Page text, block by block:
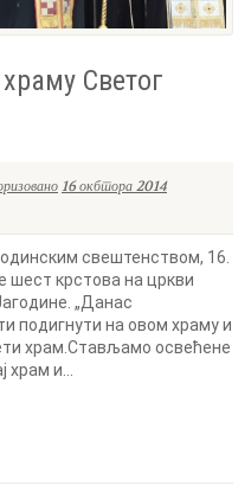
Светог
16 окбтора 2014
свештенством, 16.
шест крстова на цркви
„Данас
подигнути на овом храму и
храм.Стављамо освећене
и...